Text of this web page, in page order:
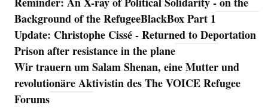
Background of the RefugeeBlackBox Part 1
Update: Christophe Cissé - Returned to Deportation
Prison after resistance in the plane
Wir trauern um Salam Shenan, eine Mutter und
revolutionäre Aktivistin des The VOICE Refugee
Forums